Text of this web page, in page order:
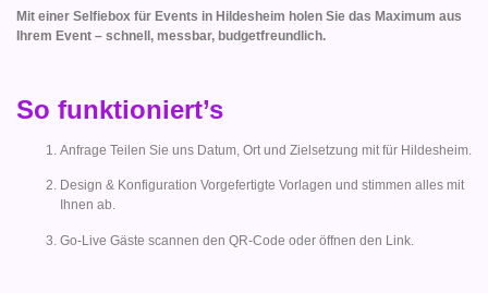
Mit einer Selfiebox für Events in Hildesheim holen Sie das Maximum aus
Ihrem Event – schnell, messbar, budgetfreundlich.
So funktioniert’s
Anfrage Teilen Sie uns Datum, Ort und Zielsetzung mit für Hildesheim.
Design & Konfiguration Vorgefertigte Vorlagen und stimmen alles mit
Ihnen ab.
Go-Live Gäste scannen den QR-Code oder öffnen den Link.